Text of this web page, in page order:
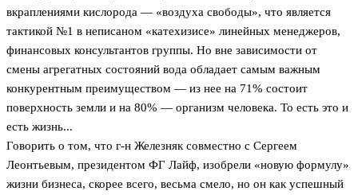
вкраплениями кислорода — «воздуха свободы», что является
тактикой №1 в неписаном «катехизисе» линейных менеджеров,
финансовых консультантов группы. Но вне зависимости от
смены агрегатных состояний вода обладает самым важным
конкурентным преимуществом — из нее на 71% состоит
поверхность земли и на 80% — организм человека. То есть это и
есть жизнь...
Говорить о том, что г-н Железняк совместно с Сергеем
Леонтьевым, президентом ФГ Лайф, изобрели «новую формулу»
жизни бизнеса, скорее всего, весьма смело, но он как успешный